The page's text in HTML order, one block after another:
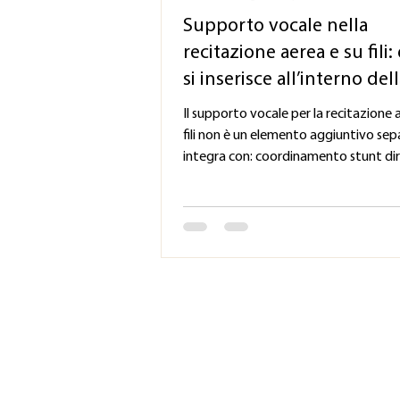
Supporto vocale nella
recitazione aerea e su fili:
si inserisce all’interno
produzione
Il supporto vocale per la recitazione
fili non è un elemento aggiuntivo
integra con: coordinamento stunt
includere: preparazione (prima delle